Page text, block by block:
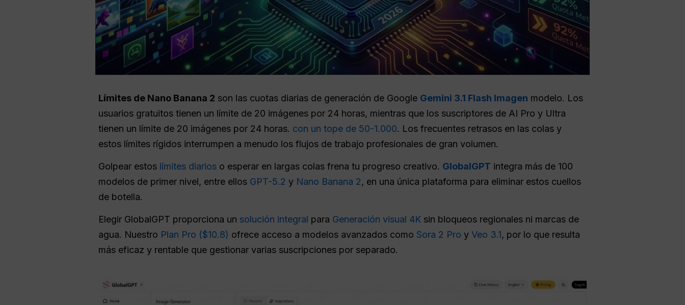
Límites de Nano Banana 2 son las cuotas diarias de generación de Google Gemini 3.1 Flash Imagen modelo. Los
usuarios gratuitos tienen un límite de 20 imágenes por 24 horas, mientras que los suscriptores de AI Pro y Ultra
tienen un límite de 20 imágenes por 24 horas. con un tope de 50-1.000. Los frecuentes retrasos en las colas y
estos límites rígidos interrumpen a menudo los flujos de trabajo profesionales de gran volumen.
Golpear estos límites diarios o esperar en largas colas frena tu progreso creativo. GlobalGPT integra más de 100
modelos de primer nivel, entre ellos GPT-5.2 y Nano Banana 2, en una única plataforma para eliminar estos cuellos
de botella.
Elegir GlobalGPT proporciona un solución integral para Generación visual 4K sin bloqueos regionales ni marcas de
agua. Nuestro Plan Pro ($10.8) ofrece acceso a modelos avanzados como Sora 2 Pro y Veo 3.1, por lo que resulta
más eficaz y rentable que gestionar varias suscripciones por separado.